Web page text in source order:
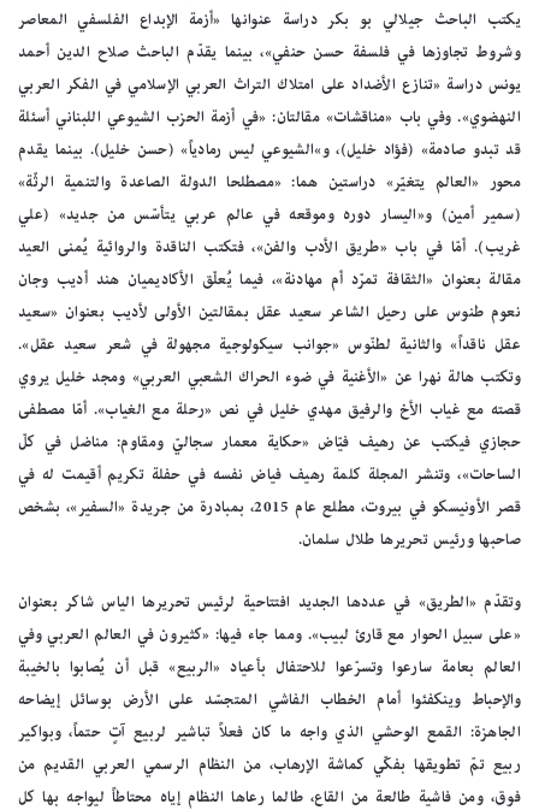
يكتب الباحث جيلالي بو بكر دراسة عنوانها «أزمة الإبداع الفلسفي المعاصر
وشروط تجاوزها في فلسفة حسن حنفي»، بينما يقدّم الباحث صلاح الدين أحمد
يونس دراسة «تنازع الأضداد على امتلاك التراث العربي الإسلامي في الفكر العربي
النهضوي». وفي باب «مناقشات» مقالتان: «في أزمة الحزب الشيوعي اللبناني أسئلة
قد تبدو صادمة» (فؤاد خليل)، و»الشيوعي ليس رمادياً» (حسن خليل). بينما يقدم
محور «العالم يتغيّر» دراستين هما: «مصطلحا الدولة الصاعدة والتنمية الرثّة»
(سمير أمين) و«اليسار دوره وموقعه في عالم عربي يتأسّس من جديد» (علي
غريب). أمّا في باب «طريق الأدب والفن»، فتكتب الناقدة والروائية يُمنى العيد
مقالة بعنوان «الثقافة تمرّد أم مهادنة»، فيما يُعلّق الأكاديميان هند أديب وجان
نعوم طنوس على رحيل الشاعر سعيد عقل بمقالتين الأولى لأديب بعنوان «سعيد
عقل ناقداً» والثانية لطنّوس «جوانب سيكولوجية مجهولة في شعر سعيد عقل».
وتكتب هالة نهرا عن «الأغنية في ضوء الحراك الشعبي العربي» ومجد خليل يروي
قصته مع غياب الأخ والرفيق مهدي خليل في نص «رحلة مع الغياب». أمّا مصطفى
حجازي فيكتب عن رهيف فيّاض «حكاية معمار سجاليّ ومقاوم: مناضل في كلّ
الساحات»، وتنشر المجلة كلمة رهيف فياض نفسه في حفلة تكريم أقيمت له في
قصر الأونيسكو في بيروت، مطلع عام 2015، بمبادرة من جريدة «السفير»، بشخص
صاحبها ورئيس تحريرها طلال سلمان.
وتقدّم «الطريق» في عددها الجديد افتتاحية لرئيس تحريرها الياس شاكر بعنوان
«على سبيل الحوار مع قارئ لبيب». ومما جاء فيها: «كثيرون في العالم العربي وفي
العالم بعامة سارعوا وتسرّعوا للاحتفال بأعياد «الربيع» قبل أن يُصابوا بالخيبة
والإحباط وينكفئوا أمام الخطاب الفاشي المتجسّد على الأرض بوسائل إيضاحه
الجاهزة: القمع الوحشي الذي واجه ما كان فعلاً تباشير لربيع آتٍ حتماً، وبواكير
ربيع تمّ تطويقها بفكّي كماشة الإرهاب، من النظام الرسمي العربي القديم من
فوق، ومن فاشية طالعة من القاع، طالما رعاها النظام إياه محتاطاً ليواجه بها كل